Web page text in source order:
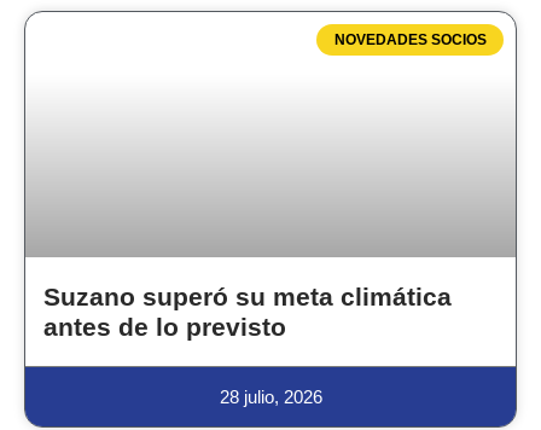
NOVEDADES SOCIOS
Suzano superó su meta climática
antes de lo previsto
28 julio, 2026